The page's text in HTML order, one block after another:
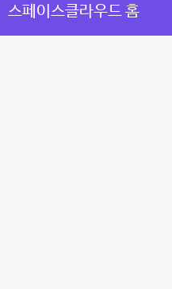
스페이스클라우드 홈